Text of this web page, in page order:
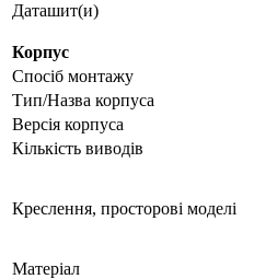
Даташит(и)
Корпус
Спосіб монтажу
Тип/Назва корпуса
Версія корпуса
Кількість виводів
Креслення, просторові моделі
Матеріал